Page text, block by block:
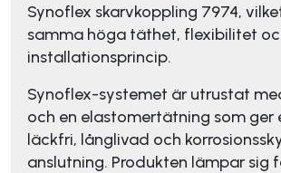
Synoflex skarvkoppling 7974,
samma höga täthet, flexibilitet
installationsprincip.
Synoflex-systemet är utrustat
och en elastomertätning som ger
läckfri, långlivad och
anslutning. Produkten lämpar sig